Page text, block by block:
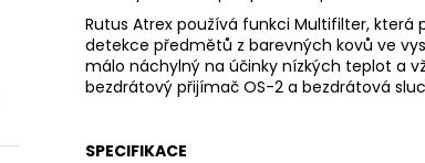
Rutus Atrex používá funkci Multifilter,
detekce předmětů z barevných kovů ve
málo náchylný na účinky nízkých teplot a
bezdrátový přijímač OS-2 a bezdrátová
SPECIFIKACE